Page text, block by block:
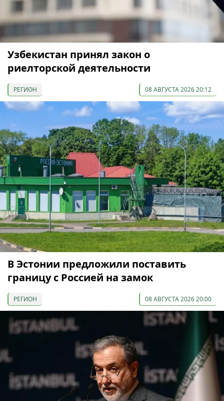
Узбекистан принял закон о
риелторской деятельности
РЕГИОН 08 АВГУСТА 2026 20:12
В Эстонии предложили поставить
границу с Россией на замок
РЕГИОН 08 АВГУСТА 2026 20:00